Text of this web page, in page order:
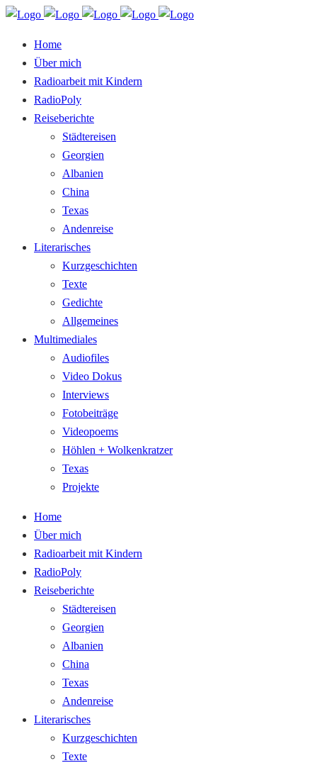
Home
Über mich
Radioarbeit mit Kindern
RadioPoly
Reiseberichte
Städtereisen
Georgien
Albanien
China
Texas
Andenreise
Literarisches
Kurzgeschichten
Texte
Gedichte
Allgemeines
Multimediales
Audiofiles
Video Dokus
Interviews
Fotobeiträge
Videopoems
Höhlen + Wolkenkratzer
Texas
Projekte
Home
Über mich
Radioarbeit mit Kindern
RadioPoly
Reiseberichte
Städtereisen
Georgien
Albanien
China
Texas
Andenreise
Literarisches
Kurzgeschichten
Texte